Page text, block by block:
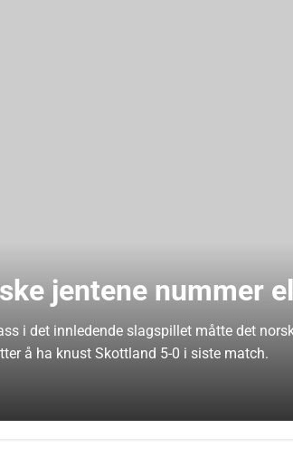
jentene nummer
i det innledende slagspillet måtte det
å ha knust Skottland 5-0 i siste match.